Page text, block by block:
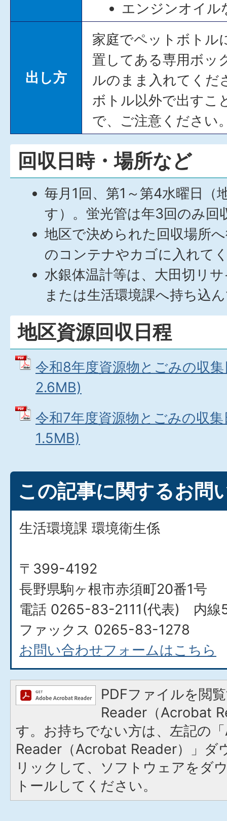
エンジンオイル
出し方
家庭でペットボトル
置してある専用ボッ
ルのまま入れてくだ
ボトル以外で出すこ
で、ご注意ください
回収日時・場所など
毎月1回、第1～第4水曜日（
す）。蛍光管は年3回のみ回
地区で決められた回収場所
のコンテナやカゴに入れて
水銀体温計等は、大田切リ
または生活環境課へ持ち込
地区資源回収日程
令和8年度資源物とごみの収
2.6MB)
令和7年度資源物とごみの収
1.5MB)
この記事に関するお問
生活環境課 環境衛生係
〒399-4192
長野県駒ヶ根市赤須町20番1号
電話 0265-83-2111(代表) 内線
ファックス 0265-83-1278
お問い合わせフォームはこちら
PDFファイルを閲
Reader（Acrobat
す。お持ちでない方は、左記の
Reader（Acrobat Reader）」ダ
リックして、ソフトウェアをダ
トールしてください。